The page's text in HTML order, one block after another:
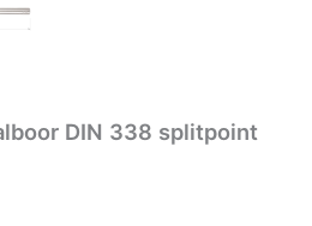
DIN 338 splitpoint